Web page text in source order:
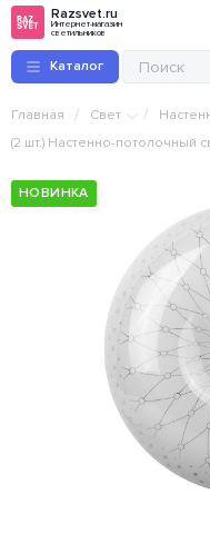
Razsvet.ru
Интернет-магазин
светильников
Каталог
Главная / Свет /
(2 шт.) Настенно-потолочный
НОВИНКА